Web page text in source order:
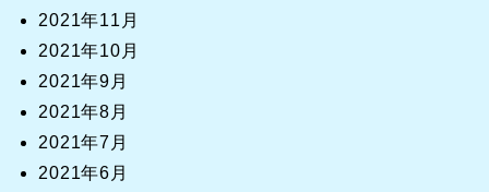
2021年11月
2021年10月
2021年9月
2021年8月
2021年7月
2021年6月